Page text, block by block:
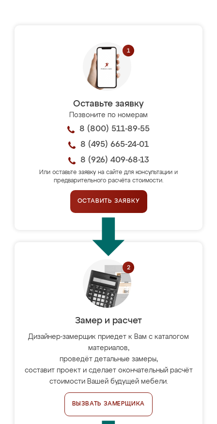
Оставьте заявку
Позвоните по номерам
8 (800) 511-89-55
8 (495) 665-24-01
8 (926) 409-68-13
Или оставьте заявку на сайте для консультации и
предварительного расчёта стоимости.
ОСТАВИТЬ ЗАЯВКУ
Замер и расчет
Дизайнер-замерщик приедет к Вам с каталогом
материалов,
проведёт детальные замеры,
составит проект и сделает окончательный расчёт
стоимости Вашей будущей мебели.
ВЫЗВАТЬ ЗАМЕРЩИКА